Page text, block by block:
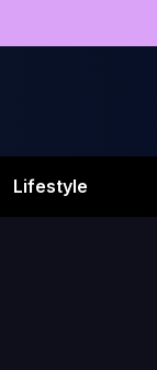
Lifestyle